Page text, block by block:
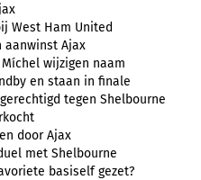
West Ham United
aanwinst Ajax
wijzigen naam
en staan in finale
tegen Shelbourne
door Ajax
met Shelbourne
basiself gezet?